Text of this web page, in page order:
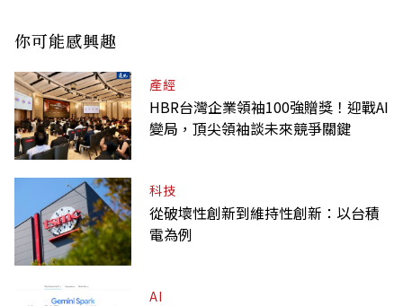
你可能感興趣
產經
HBR台灣企業領袖100強贈獎！迎戰AI
變局，頂尖領袖談未來競爭關鍵
科技
從破壞性創新到維持性創新：以台積
電為例
AI